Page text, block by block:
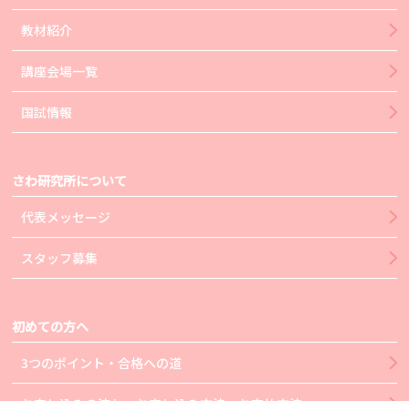
教材紹介
講座会場一覧
国試情報
さわ研究所について
代表メッセージ
スタッフ募集
初めての方へ
3つのポイント・合格への道